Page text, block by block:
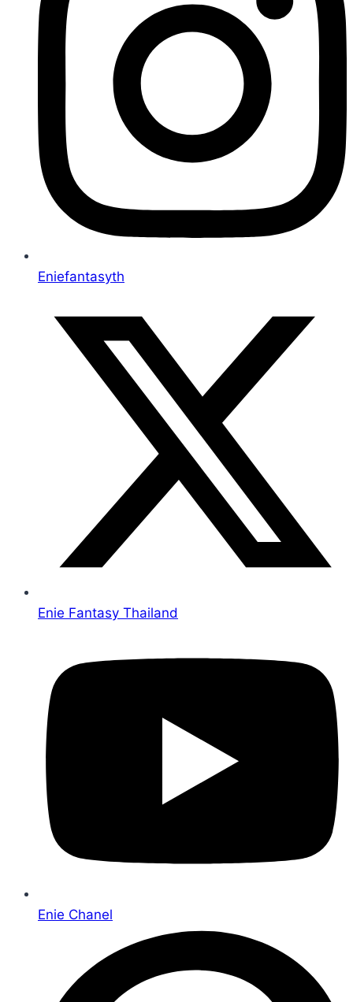
Eniefantasyth
Enie Fantasy Thailand
Enie Chanel